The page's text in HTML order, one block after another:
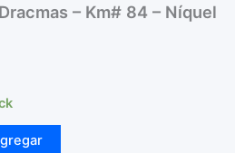
– Km# 84 – Níquel